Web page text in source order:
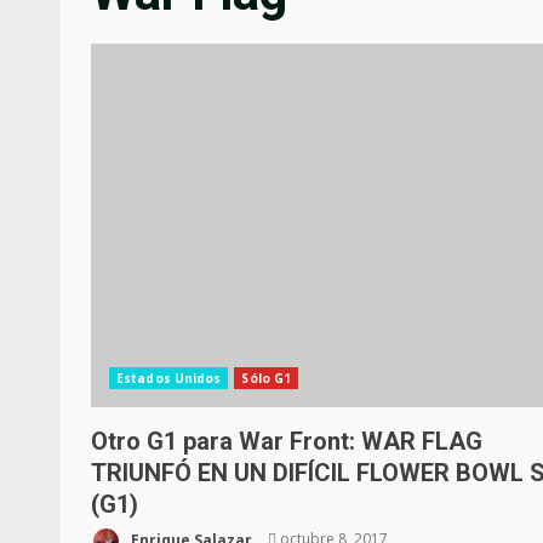
Estados Unidos Sólo G1
Otro G1 para War Front: WAR FLAG
TRIUNFÓ EN UN DIFÍCIL FLOWER BOWL
(G1)